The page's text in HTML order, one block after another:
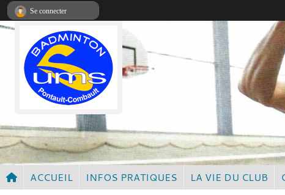
ACCUEIL INFOS PRATIQUES LA VIE DU CLUB
Se connecter
Panneau de gestion des cookies